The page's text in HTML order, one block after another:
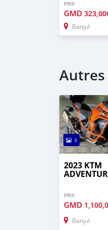
PRIX
GMD
Banjul
Autres
3
2023 KTM
PRIX
GMD
Banjul